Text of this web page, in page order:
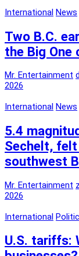
International News
Two B.C.
the Big One
Mr. Entertainment
2026
International News
5.4
Sechelt,
southwest
Mr. Entertainment
2026
International
U.S. tariffs: